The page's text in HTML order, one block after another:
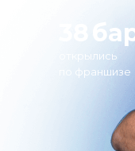
открылись
по франшизе